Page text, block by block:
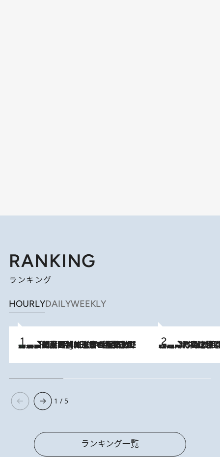
RANKING
ランキング
HOURLYDAILYWEEKLY
10 Hours Ago
「最後に見られてよかった」上野動物園の東園パンダ舎が解体前に特別公開。8月16日まで延長されたパネル展と共に辿る“半世紀”のパンダ飼育《解体工事の図面あり》 2026.8.7
「湘南乃風に憧れて」観客大盛上がりの“タオル回し”に、ラッパー顔負けの高速歌唱まで…さだまさし（74）のアグレッシブすぎる現在地
1 / 5
ランキング一覧